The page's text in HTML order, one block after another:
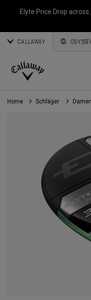
Elyte Price Drop across
CALLAWAY
Callaway
Golf
Home Schläger